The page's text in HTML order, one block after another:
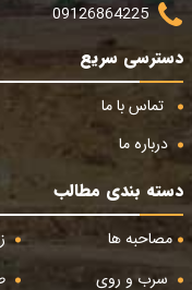
09126864225
دسترسی سریع
تماس با ما
درباره ما
دسته بندی مطالب
مصاحبه ها
سرب و روی